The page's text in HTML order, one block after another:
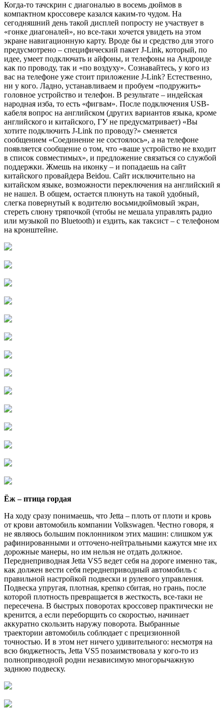
Когда-то тачскрин с диагональю в восемь дюймов в
компактном кроссовере казался каким-то чудом. На
сегодняшний день такой дисплей попросту не участвует в
«гонке диагоналей», но все-таки хочется увидеть на этом
экране навигационную карту. Вроде бы и средство для этого
предусмотрено – специфический пакет J-Link, который, по
идее, умеет подключать и айфоны, и телефоны на Андроиде
как по проводу, так и «по воздуху». Сознавайтесь, у кого из
вас на телефоне уже стоит приложение J-Link? Естественно,
ни у кого. Ладно, устанавливаем и пробуем «подружить»
головное устройство и телефон. В результате – индейская
народная изба, то есть «фигвам». После подключения USB-
кабеля вопрос на английском (других вариантов языка, кроме
английского и китайского, ГУ не предусматривает) «Вы
хотите подключить J-Link по проводу?» сменяется
сообщением «Соединение не состоялось», а на телефоне
появляется сообщение о том, что «ваше устройство не входит
в список совместимых», и предложение связаться со службой
поддержки. Жмешь на иконку – и попадаешь на сайт
китайского провайдера Beidou. Сайт исключительно на
китайском языке, возможности переключения на английский я
не нашел. В общем, остается плюнуть на такой удобный,
слегка повернутый к водителю восьмидюймовый экран,
стереть слюну тряпочкой (чтобы не мешала управлять радио
или музыкой по Bluetooth) и ездить, как таксист – с телефоном
на кронштейне.
Ёж – птица гордая
На ходу сразу понимаешь, что Jetta – плоть от плоти и кровь
от крови автомобиль компании Volkswagen. Честно говоря, я
не являюсь большим поклонником этих машин: слишком уж
рафинированными и отточено-нейтральными кажутся мне их
дорожные манеры, но им нельзя не отдать должное.
Переднеприводная Jetta VS5 ведет себя на дороге именно так,
как должен вести себя переднеприводный автомобиль с
правильной настройкой подвески и рулевого управления.
Подвеска упругая, плотная, крепко сбитая, но грань, после
которой плотность превращается в жесткость, все-таки не
пересечена. В быстрых поворотах кроссовер практически не
кренится, а если переборщить со скоростью, начинает
аккуратно скользить наружу поворота. Выбранные
траектории автомобиль соблюдает с прецизионной
точностью. И в этом нет ничего удивительного: несмотря на
всю бюджетность, Jetta VS5 позаимствовала у кого-то из
полноприводной родни независимую многорычажную
заднюю подвеску.